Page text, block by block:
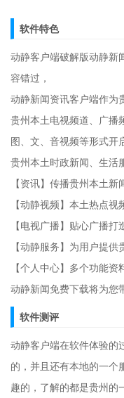
软件特色
动静客户端破解版动静新
容错过，
动静新闻资讯客户端作为
贵州本土电视频道、广播
图、文、音视频等形式开
贵州本土时政新闻、生活
【资讯】传播贵州本土
【动静视频】本土热点
【电视广播】贴心广播
【动静服务】为用户提
【个人中心】多个功能资
动静新闻免费下载将为您
软件测评
动静客户端在软件体验的
的，并且还有本地的一个
趣的，了解的都是贵州的